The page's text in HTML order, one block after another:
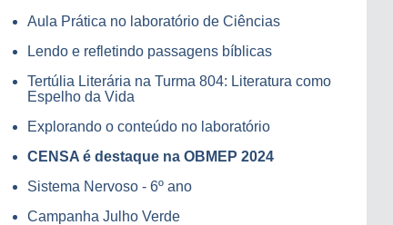
Aula Prática no laboratório de Ciências
Lendo e refletindo passagens bíblicas
Tertúlia Literária na Turma 804: Literatura como
Espelho da Vida
Explorando o conteúdo no laboratório
CENSA é destaque na OBMEP 2024
Sistema Nervoso - 6º ano
Campanha Julho Verde